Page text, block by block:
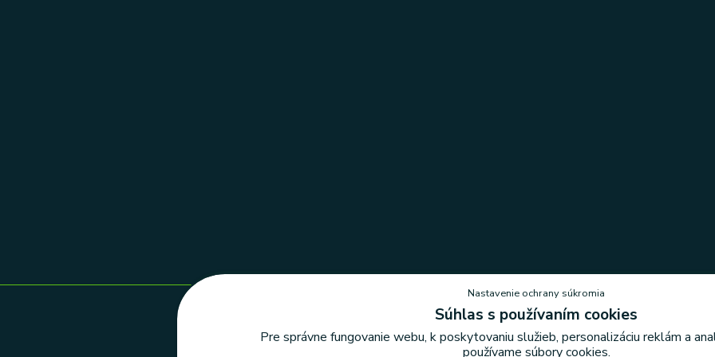
Nastavenie ochrany súkromia
Nastavenie ochrany súkromia
Súhlas s používaním cookies
Pre správne fungovanie webu, k poskytovaniu služieb, personalizáciu reklám a
používame súbory cookies.